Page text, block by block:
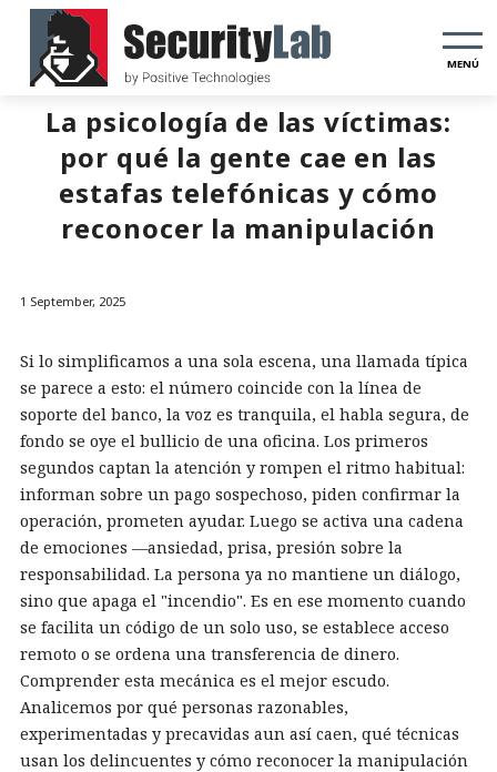
MENÚ
La psicología de las víctimas:
por qué la gente cae en las
estafas telefónicas y cómo
reconocer la manipulación
1 September, 2025
Si lo simplificamos a una sola escena, una llamada típica
se parece a esto: el número coincide con la línea de
soporte del banco, la voz es tranquila, el habla segura, de
fondo se oye el bullicio de una oficina. Los primeros
segundos captan la atención y rompen el ritmo habitual:
informan sobre un pago sospechoso, piden confirmar la
operación, prometen ayudar. Luego se activa una cadena
de emociones —ansiedad, prisa, presión sobre la
responsabilidad. La persona ya no mantiene un diálogo,
sino que apaga el "incendio". Es en ese momento cuando
se facilita un código de un solo uso, se establece acceso
remoto o se ordena una transferencia de dinero.
Comprender esta mecánica es el mejor escudo.
Analicemos por qué personas razonables,
experimentadas y precavidas aun así caen, qué técnicas
usan los delincuentes y cómo reconocer la manipulación